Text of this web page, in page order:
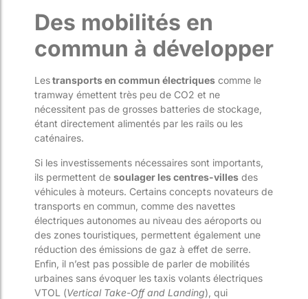
Des mobilités en
commun à développer
Lestransports en commun électriques comme le
tramway émettent très peu de CO2 et ne
nécessitent pas de grosses batteries de stockage,
étant directement alimentés par les rails ou les
caténaires.
Si les investissements nécessaires sont importants,
ils permettent de soulager les centres-villes des
véhicules à moteurs. Certains concepts novateurs de
transports en commun, comme des navettes
électriques autonomes au niveau des aéroports ou
des zones touristiques, permettent également une
réduction des émissions de gaz à effet de serre.
Enfin, il n’est pas possible de parler de mobilités
urbaines sans évoquer les taxis volants électriques
VTOL (Vertical Take-Off and Landing), qui